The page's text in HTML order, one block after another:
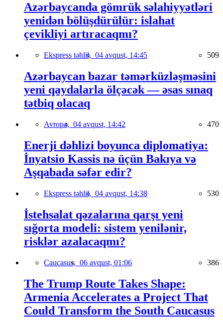
Azərbaycanda gömrük səlahiyyətləri
yenidən bölüşdürülür: islahat
çevikliyi artıracaqmı?
Ekspress təhlil, 04 avqust, 14:45 509
Azərbaycan bazar təmərküzləşməsini
yeni qaydalarla ölçəcək — əsas sınaq
tətbiq olacaq
Avropa, 04 avqust, 14:42 470
Enerji dəhlizi boyunca diplomatiya:
İnyatsio Kassis nə üçün Bakıya və
Aşqabada səfər edir?
Ekspress təhlil, 04 avqust, 14:38 530
İstehsalat qəzalarına qarşı yeni
sığorta modeli: sistem yenilənir,
risklər azalacaqmı?
Caucasus, 06 avqust, 01:06 386
The Trump Route Takes Shape:
Armenia Accelerates a Project That
Could Transform the South Caucasus